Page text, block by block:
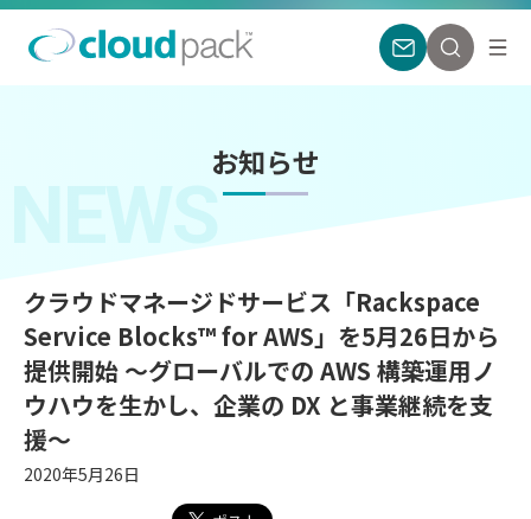
お知らせ
NEWS
クラウドマネージドサービス「Rackspace
Service Blocks™ for AWS」を5月26日から
提供開始 ～グローバルでの AWS 構築運用ノ
ウハウを生かし、企業の DX と事業継続を支
援～
2020年5月26日